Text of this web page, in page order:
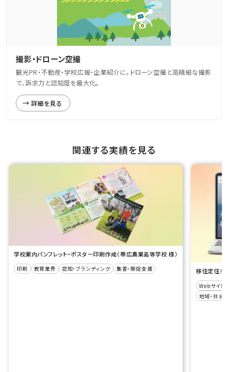
撮影・ドローン空撮
観光PR・不動産・学校広報・企業紹介に。ドローン空撮と高精細な撮影
で、訴求力と認知度を最大化。
詳細を見る
関連する実績を見る
学校案内パンフレット・ポスター印刷作成（帯広農業高等学校 様）
印刷 教育業界 認知・ブランディング 集客・販促支援 移住定住ポ
Webサイト
地域・社会